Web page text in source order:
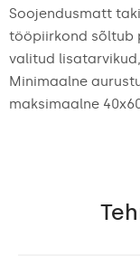
Soojendusmatt
tööpiirkond sõltub
valitud
Minimaalne
maksimaalne